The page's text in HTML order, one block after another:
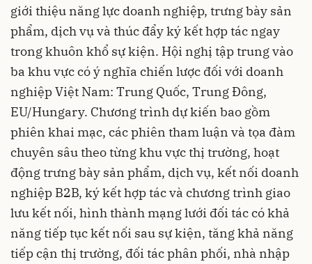
giới thiệu năng lực doanh nghiệp, trưng bày sản
phẩm, dịch vụ và thúc đẩy ký kết hợp tác ngay
trong khuôn khổ sự kiện. Hội nghị tập trung vào
ba khu vực có ý nghĩa chiến lược đối với doanh
nghiệp Việt Nam: Trung Quốc, Trung Đông,
EU/Hungary. Chương trình dự kiến bao gồm
phiên khai mạc, các phiên tham luận và tọa đàm
chuyên sâu theo từng khu vực thị trường, hoạt
động trưng bày sản phẩm, dịch vụ, kết nối doanh
nghiệp B2B, ký kết hợp tác và chương trình giao
lưu kết nối, hình thành mạng lưới đối tác có khả
năng tiếp tục kết nối sau sự kiện, tăng khả năng
tiếp cận thị trường, đối tác phân phối, nhà nhập